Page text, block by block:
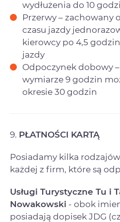
wydłużenia do 10
Przerwy – zachowany
czasu jazdy
kierowcy po 4,5
jazdy
Odpoczynek dobowy
wymiarze 9 godzin
okresie 30 godzin
9. PŁATNOŚCI KARTĄ
Posiadamy kilka
każdej z firm, które są
Usługi Turystyczne Tu i
Nowakowski - obok
posiadają dopisek JDG